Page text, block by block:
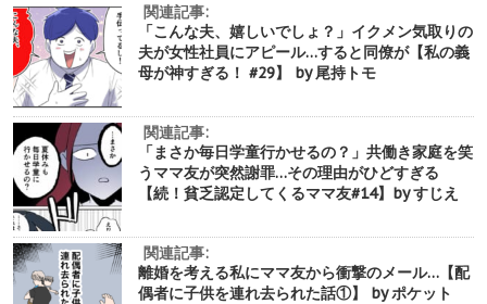
関連記事:
「こんな夫、嬉しいでしょ？」イクメン気取りの
夫が女性社員にアピール…すると同僚が【私の義
母が神すぎる！ #29】 by 尾持トモ
関連記事:
「まさか毎日学童行かせるの？」共働き家庭を笑
うママ友が突然謝罪…その理由がひどすぎる
【続！貧乏認定してくるママ友#14】by すじえ
関連記事:
離婚を考える私にママ友から衝撃のメール…【配
偶者に子供を連れ去られた話①】 by ポケット